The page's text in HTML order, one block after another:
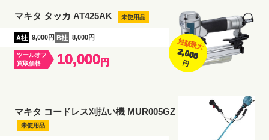
マキタ タッカ AT425AK 未使用品
A社 9,000円 B社 8,000円
ツールオフ
買取価格
10,000円
差額最大
2,000
円
マキタ コードレス刈払い機 MUR005GZ
未使用品